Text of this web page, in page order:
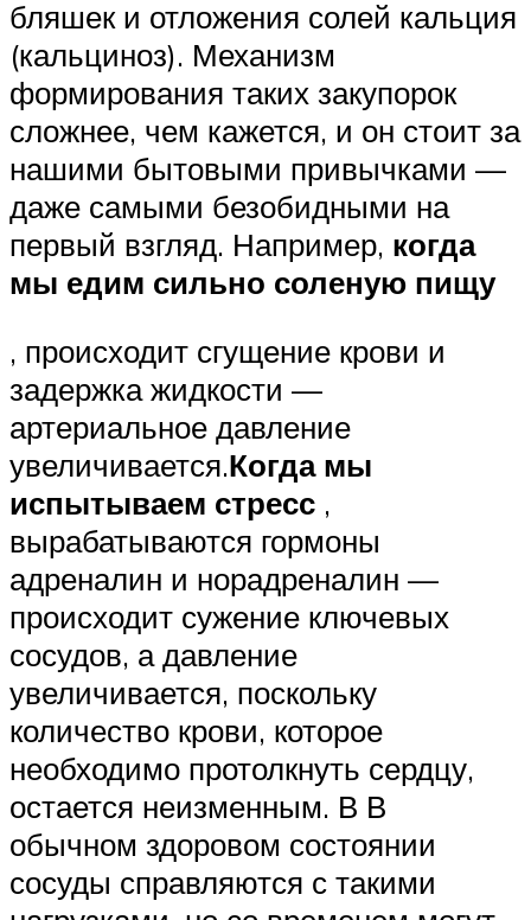
бляшек и отложения солей кальция
(кальциноз). Механизм
формирования таких закупорок
сложнее, чем кажется, и он стоит за
нашими бытовыми привычками —
даже самыми безобидными на
первый взгляд. Например, когда
мы едим сильно соленую пищу
, происходит сгущение крови и
задержка жидкости —
артериальное давление
увеличивается.Когда мы
испытываем стресс ,
вырабатываются гормоны
адреналин и норадреналин —
происходит сужение ключевых
сосудов, а давление
увеличивается, поскольку
количество крови, которое
необходимо протолкнуть сердцу,
остается неизменным. В В
обычном здоровом состоянии
сосуды справляются с такими